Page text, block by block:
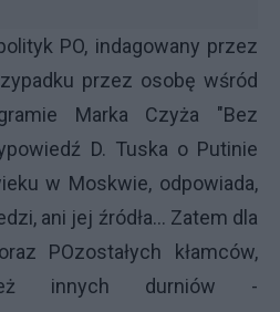
PO, indagowany przez
przez osobę wśród
Marka Czyża "Bez
D. Tuska o Putinie
w Moskwie, odpowiada,
ani jej źródła... Zatem dla
POzostałych kłamców,
innych durniów -